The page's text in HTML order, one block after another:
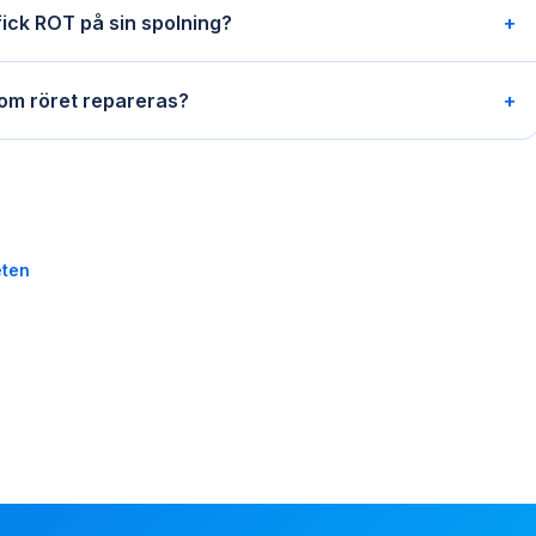
ROT på sin spolning? +
röret repareras? +